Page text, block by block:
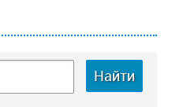
Найти